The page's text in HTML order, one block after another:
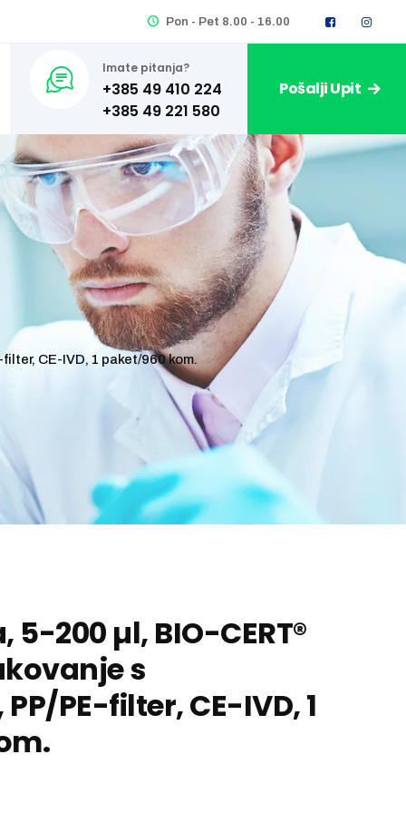
Pon - Pet 8.00 - 16.00
Imate pitanja?
+385 49 410 224 Pošalji Upit
CE-IVD, 1 paket/960 kom.
200 µl, BIO-CERT®
s
PE-filter, CE-IVD, 1